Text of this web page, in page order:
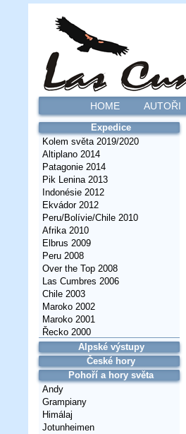
HOME AUTOŘI
Expedice
Kolem světa 2019/2020
Altiplano 2014
Patagonie 2014
Pik Lenina 2013
Indonésie 2012
Ekvádor 2012
Peru/Bolívie/Chile 2010
Afrika 2010
Elbrus 2009
Peru 2008
Over the Top 2008
Las Cumbres 2006
Chile 2003
Maroko 2002
Maroko 2001
Řecko 2000
Alpské výstupy
České hory
Pohoří a hory světa
Andy
Grampiany
Himálaj
Jotunheimen